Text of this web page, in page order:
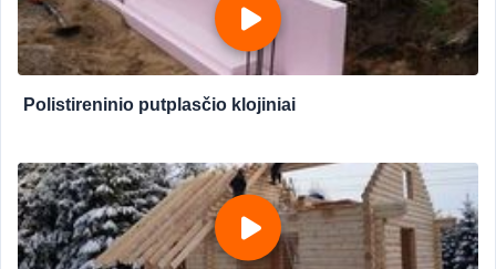
Polistireninio putplasčio klojiniai